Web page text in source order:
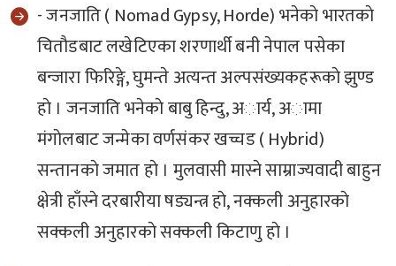
- जनजाति ( Nomad Gypsy, Horde) भनेकाे भारतकाे
चिताैडबाट लखेटिएका शरणार्थी बनी नेपाल पसेका
बन्जारा फिरिङ्गे, घुमन्ते अत्यन्त अल्पसंख्यकहरूकाे झुण्ड
हाे । जनजाति भनेकाे बाबु हिन्दु, अार्य, अामा
मंगाेलबाट जन्मेका वर्णसंकर खच्चड ( Hybrid)
सन्तानकाे जमात हाे । मुलवासी मास्ने साम्राज्यवादी बाहुन
क्षेत्री हाँस्ने दरबारीया षड्यन्त्र हाे, नक्कली अनुहारकाे
सक्कली अनुहारकाे सक्कली किटाणु हाे ।